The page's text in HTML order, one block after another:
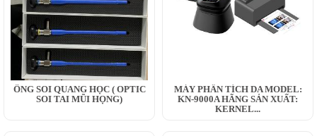
ỐNG SOI QUANG HỌC ( OPTIC
SOI TAI MŨI HỌNG)
MÁY PHÂN TÍCH DA MODEL:
KN-9000A HÃNG SẢN XUẤT:
KERNEL...